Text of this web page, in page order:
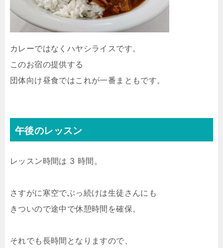
カレーではなくハヤシライスです。
このお宿の提供する
団体向け昼食ではこれが一番まともです。
午後のレッスン
レッスン時間は 3 時間。
さすがに寒空でぶっ続けは生徒さんにも
きついので途中で休憩時間を確保。
それでも長時間となりますので、